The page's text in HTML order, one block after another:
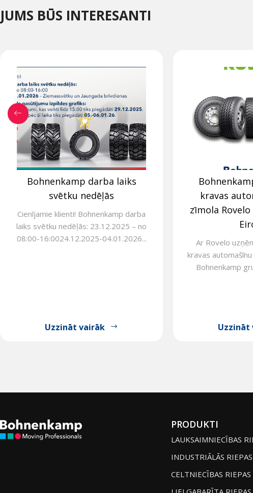
JUMS BŪS INTERESANTI
Bohnenkamp darba laiks
svētku nedēļās
Cienījamie klienti! Bohnenkamp darba
laiks svētku nedēļās: 23.12.2025 – no
08:00-16:0024.12.2025-04.01.2026...
Uzzināt vairāk
kravas
zīmola
Ar Rovelo
kravas
Bohnenkamp
Uzzināt
PRODUKTI
LAUKSAIMNIECĪBAS
INDUSTRIĀLĀS RIEPAS
CELTNIECĪBAS RIEPAS